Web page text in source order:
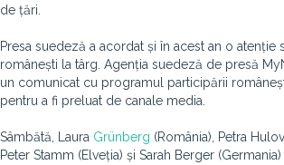
de țări.
Presa suedeză a acordat și în acest an o atenție
românești la târg. Agenția suedeză de presă
un comunicat cu programul participării
pentru a fi preluat de canale media.
Sâmbătă, Laura Grünberg (România), Petra
Peter Stamm (Elveția) și Sarah Berger